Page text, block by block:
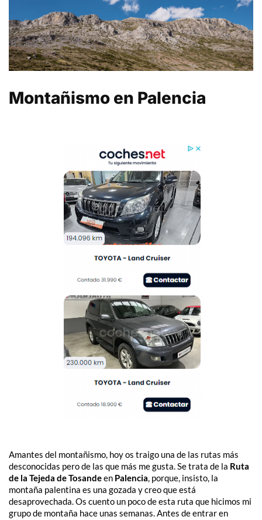
Montañismo en Palencia
Amantes del montañismo, hoy os traigo una de las rutas más
desconocidas pero de las que más me gusta. Se trata de la Ruta
de la Tejeda de Tosandeen Palencia, porque, insisto, la
montaña palentina es una gozada y creo que está
desaprovechada. Os cuento un poco de esta ruta que hicimos mi
grupo de montaña hace unas semanas. Antes de entrar en